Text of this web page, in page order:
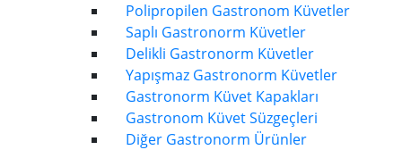
Polipropilen Gastronom Küvetler
Saplı Gastronorm Küvetler
Delikli Gastronorm Küvetler
Yapışmaz Gastronorm Küvetler
Gastronorm Küvet Kapakları
Gastronom Küvet Süzgeçleri
Diğer Gastronorm Ürünler